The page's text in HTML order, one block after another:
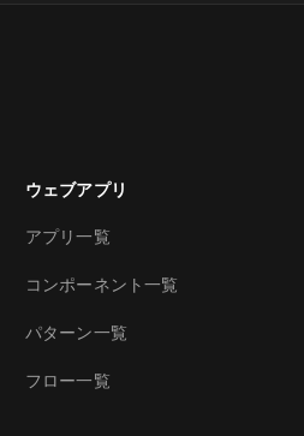
ウェブアプリ
アプリ一覧
コンポーネント一覧
パターン一覧
フロー一覧